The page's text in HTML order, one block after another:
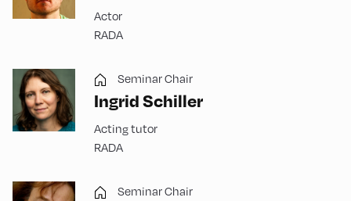
Actor
RADA
Seminar Chair
Ingrid Schiller
Acting tutor
RADA
Seminar Chair